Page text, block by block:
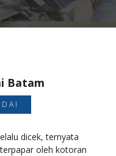
Batam
dicek, ternyata
oleh kotoran